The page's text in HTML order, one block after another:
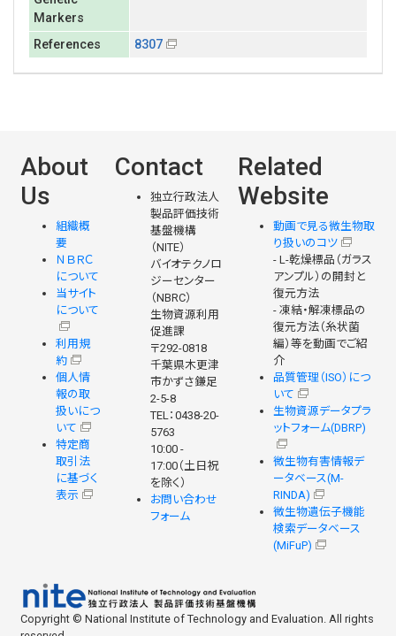
Markers
References
8307
About
Us
組織概
要
ＮＢＲＣ
について
当サイト
について
利用規
約
個人情
報の取
扱いにつ
いて
特定商
取引法
に基づく
表示
Contact
独立行政法人
製品評価技術
基盤機構
（NITE）
バイオテクノロ
ジーセンター
（NBRC）
生物資源利用
促進課
〒292-0818
千葉県木更津
市かずさ鎌足
2-5-8
TEL：0438-20-
5763
10:00 -
17:00（土日祝
を除く）
お問い合わせ
フォーム
Related
Website
動画で見る微生物取
り扱いのコツ
- L-乾燥標品（ガラス
アンプル）の開封と
復元方法
- 凍結・解凍標品の
復元方法（糸状菌
編）等を動画でご紹
介
品質管理（ISO）につ
いて
生物資源データプラ
ットフォーム(DBRP)
微生物有害情報デ
ータベース(M-
RINDA)
微生物遺伝子機能
検索データベース
(MiFuP)
Copyright © National Institute of Technology and Evaluation. All rights